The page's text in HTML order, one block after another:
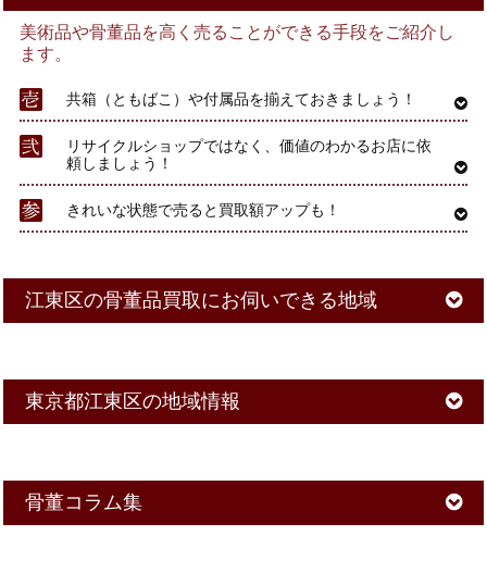
美術品や骨董品を高く売ることができる手段をご紹介し
ます。
共箱（ともばこ）や付属品を揃えておきましょう！
リサイクルショップではなく、価値のわかるお店に依
頼しましょう！
きれいな状態で売ると買取額アップも！
江東区の骨董品買取にお伺いできる地域
東京都江東区の地域情報
骨董コラム集